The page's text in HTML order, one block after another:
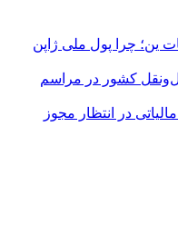
ین؛ چرا پول ملی ژاپن
کشور در مراسم
در انتظار مجوز